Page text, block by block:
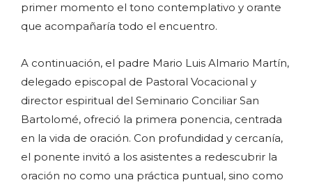
primer momento el tono contemplativo y orante
que acompañaría todo el encuentro.
A continuación, el padre Mario Luis Almario Martín,
delegado episcopal de Pastoral Vocacional y
director espiritual del Seminario Conciliar San
Bartolomé, ofreció la primera ponencia, centrada
en la vida de oración. Con profundidad y cercanía,
el ponente invitó a los asistentes a redescubrir la
oración no como una práctica puntual, sino como